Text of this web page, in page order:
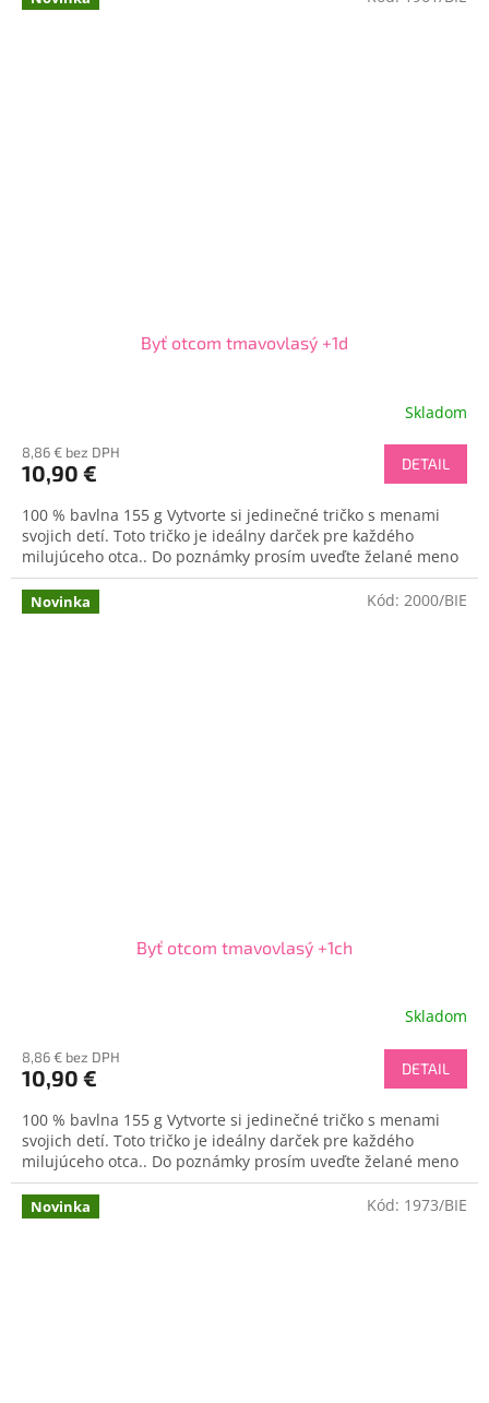
Byť otcom tmavovlasý +1d
Skladom
8,86 € bez DPH
10,90 € DETAIL
100 % bavlna 155 g Vytvorte si jedinečné tričko s menami
svojich detí. Toto tričko je ideálny darček pre každého
milujúceho otca.. Do poznámky prosím uveďte želané meno
Novinka
Byť otcom tmavovlasý +1ch
Skladom
8,86 € bez DPH
10,90 € DETAIL
100 % bavlna 155 g Vytvorte si jedinečné tričko s menami
svojich detí. Toto tričko je ideálny darček pre každého
milujúceho otca.. Do poznámky prosím uveďte želané meno
Kód: 2000/BIE
Novinka Kód: 1973/BIE
Send
Powered by chaterimo